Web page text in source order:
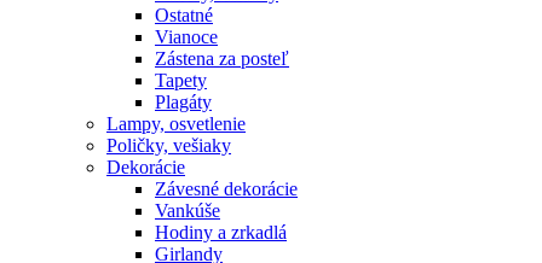
Ostatné
Vianoce
Zástena za posteľ
Tapety
Plagáty
Lampy, osvetlenie
Poličky, vešiaky
Dekorácie
Závesné dekorácie
Vankúše
Hodiny a zrkadlá
Girlandy